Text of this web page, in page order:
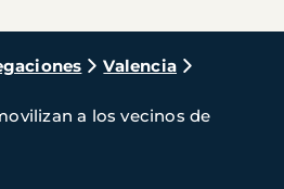
Valencia
a los vecinos de